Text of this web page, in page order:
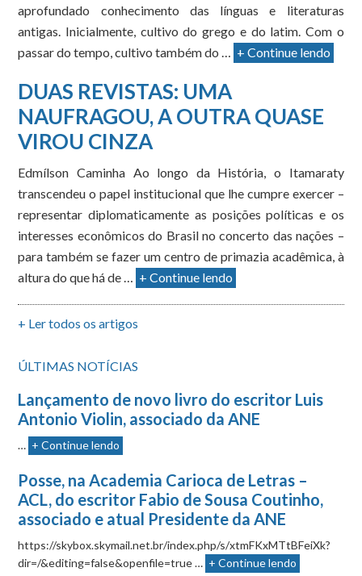
aprofundado conhecimento das línguas e literaturas
antigas. Inicialmente, cultivo do grego e do latim. Com o
passar do tempo, cultivo também do … + Continue lendo
DUAS REVISTAS: UMA
NAUFRAGOU, A OUTRA QUASE
VIROU CINZA
Edmílson Caminha Ao longo da História, o Itamaraty
transcendeu o papel institucional que lhe cumpre exercer –
representar diplomaticamente as posições políticas e os
interesses econômicos do Brasil no concerto das nações –
para também se fazer um centro de primazia acadêmica, à
altura do que há de … + Continue lendo
+ Ler todos os artigos
ÚLTIMAS NOTÍCIAS
Lançamento de novo livro do escritor Luis
Antonio Violin, associado da ANE
… + Continue lendo
Posse, na Academia Carioca de Letras –
ACL, do escritor Fabio de Sousa Coutinho,
associado e atual Presidente da ANE
https://skybox.skymail.net.br/index.php/s/xtmFKxMTtBFeiXk?
dir=/&editing=false&openfile=true … + Continue lendo